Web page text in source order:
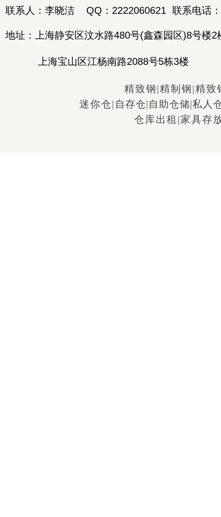
精致钢|精制钢|精致
迷你仓| 自存仓|自助仓储|私人
仓库出租 |家具存
联系人：李晓洁 QQ：2222060621 联系电话：
地址：上海静安区汶水路480号(鑫森园区)8号楼2
上海宝山区江杨南路2088号5栋3楼